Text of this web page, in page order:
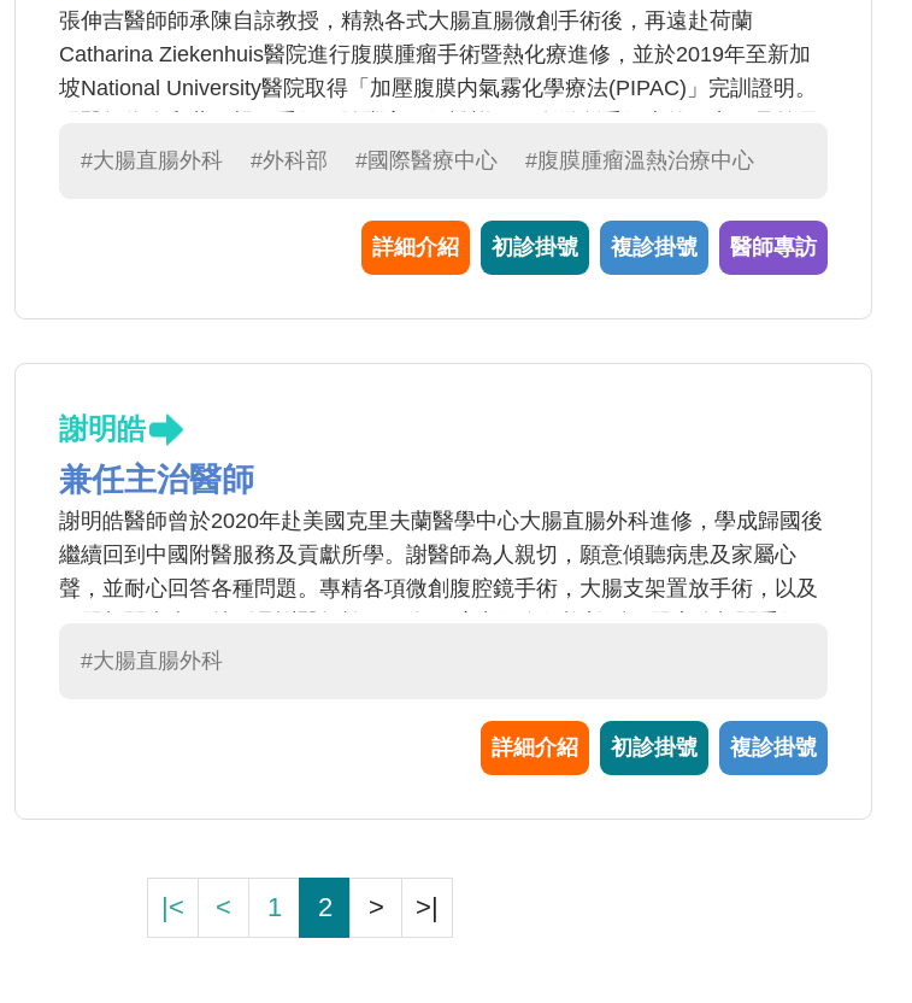
張伸吉醫師師承陳自諒教授，精熟各式大腸直腸微創手術後，再遠赴荷蘭
Catharina Ziekenhuis醫院進行腹膜腫瘤手術暨熱化療進修，並於2019年至新加
坡National University醫院取得「加壓腹膜内氣霧化學療法(PIPAC)」完訓證明。
一指，尤其專精「大腸直腸癌」及「腹膜惡性腫瘤」的治療，目前也擔任這兩個
#大腸直腸外科 #外科部 #國際醫療中心 #腹膜腫瘤溫熱治療中心
詳細介紹 初診掛號 複診掛號 醫師專訪
謝明皓
兼任主治醫師
謝明皓醫師曾於2020年赴美國克里夫蘭醫學中心大腸直腸外科進修，學成歸國後
繼續回到中國附醫服務及貢獻所學。謝醫師為人親切，願意傾聽病患及家屬心
聲，並耐心回答各種問題。專精各項微創腹腔鏡手術，大腸支架置放手術，以及
配合改良型肛門廔管結紮手術，可以提高複雜型肛門廔管手術治癒率
#大腸直腸外科
詳細介紹 初診掛號 複診掛號
|< < 1 2 > >|